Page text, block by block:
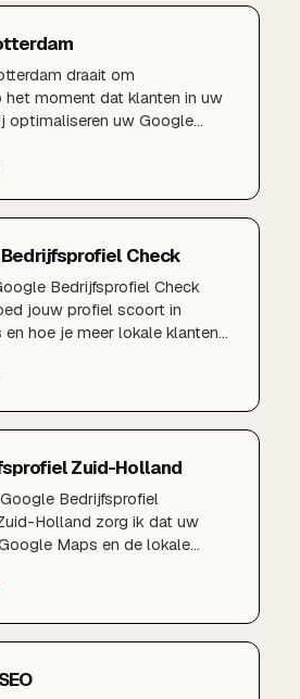
draait om
het moment dat klanten in uw
optimaliseren uw Google
dat u verschijnt in de
Check
Bedrijfsprofiel Check
jouw profiel scoort in
hoe je meer lokale klanten
Zuid-Holland
Bedrijfsprofiel
Holland zorg ik dat uw
Maps en de lokale
reviews is vaak het eerste